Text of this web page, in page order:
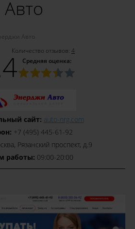
Авто
Количество отзывов: 4
Средняя оценка:
сайт: auto-nrg.com
+7 (495) 445-61-92
Рязанский проспект, д.9
работы: 09:00-20:00